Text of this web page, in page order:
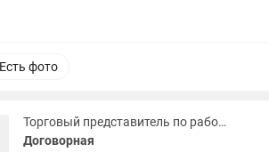
Есть фото
Торговый представитель по работе с розницей
Договорная